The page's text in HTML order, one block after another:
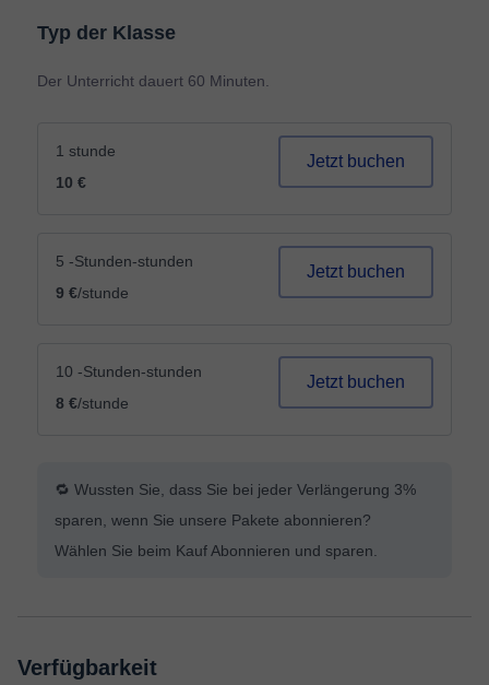
Typ der Klasse
Der Unterricht dauert 60 Minuten.
1 stunde
10 €
Jetzt buchen
5 -Stunden-stunden
9 €/stunde
Jetzt buchen
10 -Stunden-stunden
8 €/stunde
Jetzt buchen
🔁 Wussten Sie, dass Sie bei jeder Verlängerung 3%
sparen, wenn Sie unsere Pakete abonnieren?
Wählen Sie beim Kauf Abonnieren und sparen.
Verfügbarkeit